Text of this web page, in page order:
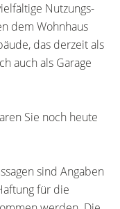
Nutzungs-
dem Wohnhaus
das derzeit als
auch als Garage
Sie noch heute
sind Angaben
für die